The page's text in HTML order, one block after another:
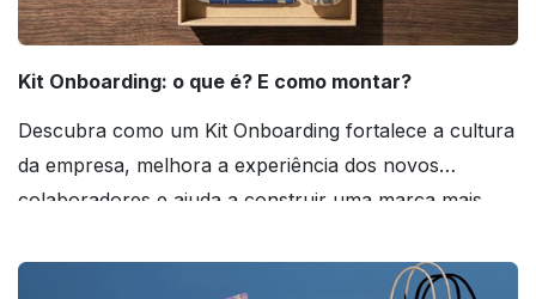
Kit Onboarding: o que é? E como montar?
Descubra como um Kit Onboarding fortalece a cultura
da empresa, melhora a experiência dos novos
colaboradores e ajuda a construir uma marca mais